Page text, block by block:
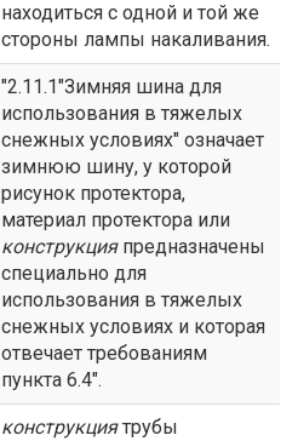
находиться с одной и той же
стороны лампы накаливания.
"2.11.1"Зимняя шина для
использования в тяжелых
снежных условиях" означает
зимнюю шину, у которой
рисунок протектора,
материал протектора или
конструкцияпредназначены
специально для
использования в тяжелых
снежных условиях и которая
отвечает требованиям
пункта 6.4".
конструкциятрубы